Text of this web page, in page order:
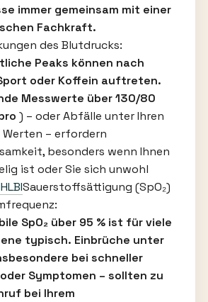
immer gemeinsam mit einer
Fachkraft.
des Blutdrucks:
Peaks können nach
oder Koffein auftreten.
Messwerte über 130/80
) – oder Abfälle unter Ihren
– erfordern
besonders wenn Ihnen
ist oder Sie sich unwohl
Sauerstoffsättigung (SpO₂)
SpO₂ über 95 % ist für viele
typisch. Einbrüche unter
bei schneller
Symptomen – sollten zu
bei Ihrem